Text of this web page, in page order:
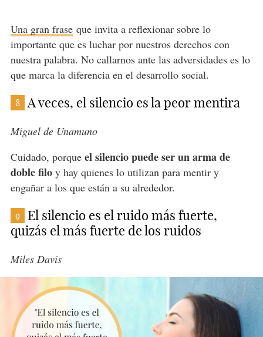
Una gran fraseque invita a reflexionar sobre lo
importante que es luchar por nuestros derechos con
nuestra palabra. No callarnos ante las adversidades es lo
que marca la diferencia en el desarrollo social.
8 A veces, el silencio es la peor mentira
Miguel de Unamuno
Cuidado, porque el silencio puede ser un arma de
doble filoy hay quienes lo utilizan para mentir y
engañar a los que están a su alrededor.
9
El silencio es el ruido más fuerte,
quizás el más fuerte de los ruidos
Miles Davis